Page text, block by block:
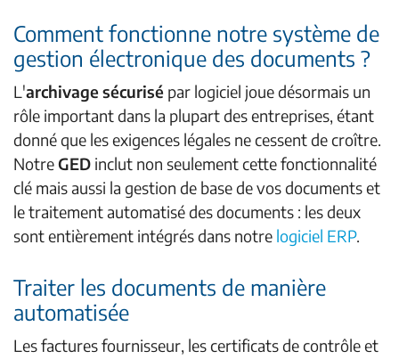
Comment fonctionne notre système de
gestion électronique des documents ?
L'archivage sécurisé par logiciel joue désormais un
rôle important dans la plupart des entreprises, étant
donné que les exigences légales ne cessent de croître.
NotreGED inclut non seulement cette fonctionnalité
clé mais aussi la gestion de base de vos documents et
le traitement automatisé des documents : les deux
sont entièrement intégrés dans notre logiciel ERP.
Traiter les documents de manière
automatisée
Les factures fournisseur, les certificats de contrôle et